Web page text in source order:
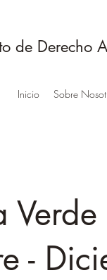
de Derecho
Inicio Sobre
-